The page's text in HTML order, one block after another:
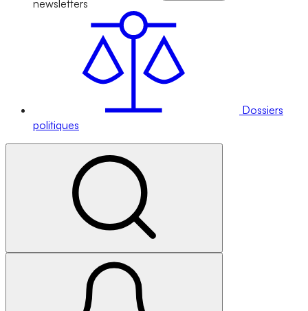
newsletters
Dossiers
politiques